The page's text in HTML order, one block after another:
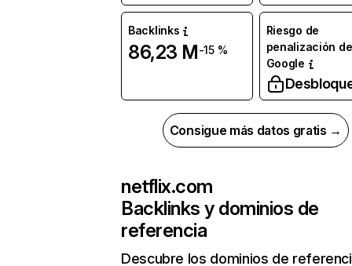
Backlinks
86,23 M-15 %
Riesgo de
penalización de
Google
Consigue más datos gratis →
netflix.com
Backlinks y dominios de
referencia
Descubre los dominios de